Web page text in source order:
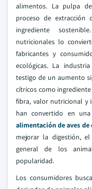
alimentos. La pulpa
proceso de extracción
ingrediente
nutricionales lo
fabricantes y
ecológicas. La
testigo de un aumento
cítricos como
fibra, valor nutricional y
han convertido en
alimentación de aves de
mejorar la digestión,
general de los
popularidad.
Los consumidores